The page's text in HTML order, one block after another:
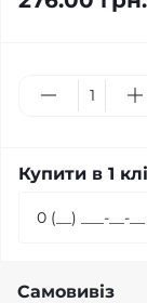
Купити в 1
Самовивіз